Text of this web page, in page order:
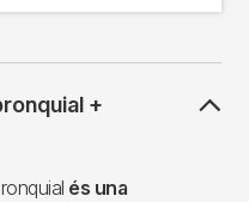
+
és una